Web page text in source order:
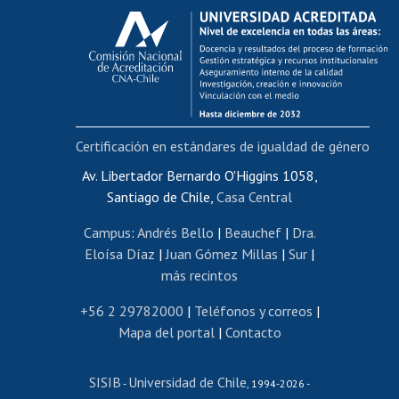
Calificación académica
Postulación al AUCAI
Funcionarias/os
Cursos internos de capacitación
Bienestar del personal
Portal de movilidad interna
Certificado de renta
Certificado de renta honorarios
Editar páginas blancas
Extranjeras/os
Revalidación y reconocimiento de títulos
Postulación al Programa de Movilidad Estudiantil
Cursos de español
Av. Libertador Bernardo O'Higgins 1058,
Santiago de Chile, Casa Central
Campus: Andrés Bello | Beauchef| Dra.
Eloísa Díaz | Juan Gómez Millas | Sur |
más recintos
+56 2 29782000 | Teléfonos y correos |
Mapa del portal| Contacto
SISIB - Universidad de Chile , 1994-2026 -
Certificación en estándares de igualdad de género